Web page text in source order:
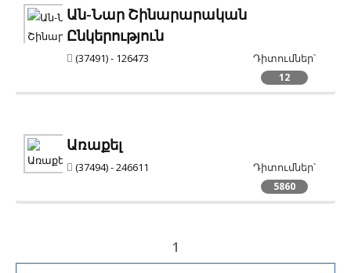
Ան-Նար Շինարարական
Ընկերություն
Դիտումներ՝
12
(37491) - 126473
Առաքել
Դիտումներ՝
5860
(37494) - 246611
1